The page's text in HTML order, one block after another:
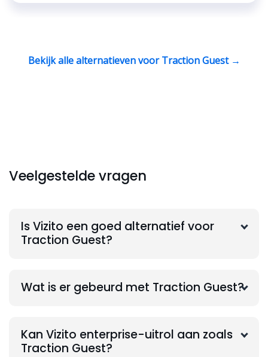
Bekijk alle alternatieven voor Traction Guest →
Veelgestelde vragen
Is Vizito een goed alternatief voor
Traction Guest?
Wat is er gebeurd met Traction Guest?
Kan Vizito enterprise-uitrol aan zoals
Traction Guest?